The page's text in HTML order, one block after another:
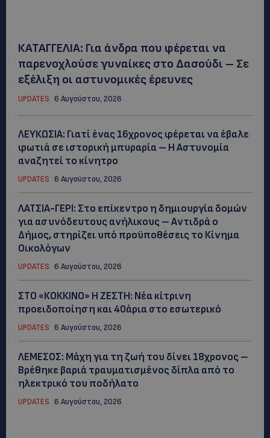
ΚΑΤΑΓΓΕΛΙΑ: Για άνδρα που φέρεται να
παρενοχλούσε γυναίκες στο Δασούδι – Σε
εξέλιξη οι αστυνομικές έρευνες
UPDATES 6 Αυγούστου, 2026
ΛΕΥΚΩΣΙΑ: Γιατί ένας 16χρονος φέρεται να έβαλε
φωτιά σε ιστορική μπυραρία – Η Αστυνομία
αναζητεί το κίνητρο
UPDATES 6 Αυγούστου, 2026
ΛΑΤΣΙΑ-ΓΕΡΙ: Στο επίκεντρο η δημιουργία δομών
για ασυνόδευτους ανήλικους – Αντιδρά ο
Δήμος, στηρίζει υπό προϋποθέσεις το Κίνημα
Οικολόγων
UPDATES 6 Αυγούστου, 2026
ΣΤΟ «ΚΟΚΚΙΝΟ» Η ΖΕΣΤΗ: Νέα κίτρινη
προειδοποίηση και 40άρια στο εσωτερικό
UPDATES 6 Αυγούστου, 2026
ΛΕΜΕΣΟΣ: Μάχη για τη ζωή του δίνει 18χρονος –
Βρέθηκε βαριά τραυματισμένος δίπλα από το
ηλεκτρικό του ποδήλατο
UPDATES 6 Αυγούστου, 2026